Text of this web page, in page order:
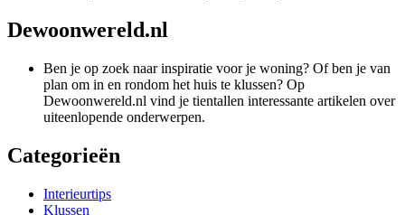
Dewoonwereld.nl
Ben je op zoek naar inspiratie voor je woning? Of ben je van
plan om in en rondom het huis te klussen? Op
Dewoonwereld.nl vind je tientallen interessante artikelen over
uiteenlopende onderwerpen.
Categorieën
Interieurtips
Klussen